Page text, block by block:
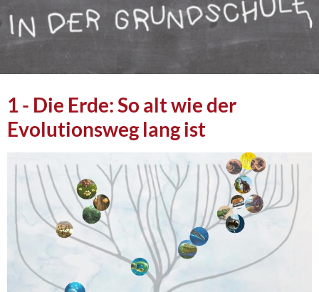
Mitmachen
Datenschutz
Impressum
1 - Die Erde: So alt wie der
Evolutionsweg lang ist